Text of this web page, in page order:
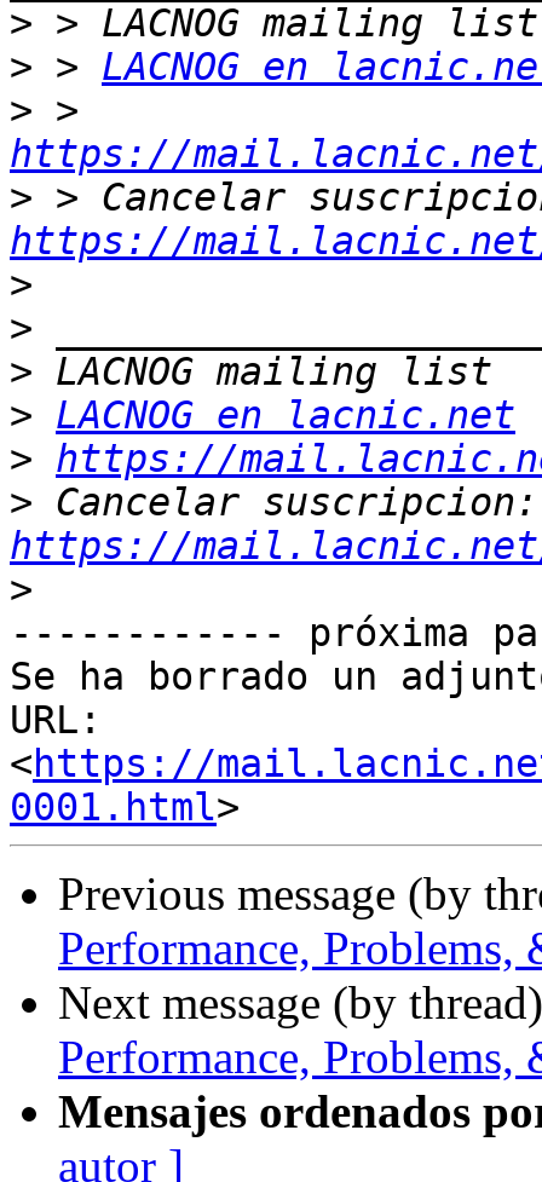
>
> > LACNOG en
>
https://
>
https://mail.lacnic.net/
>
>
>
> LACNOG en lacnic.net
> https://
>
https://mail.lacnic.net/
>
------------ próxima
Se ha borrado un
URL:
<https://
0001.html
Previous message (by
Performance, Problems,
Next message (by
Performance, Problems,
Mensajes ordenados
autor ]